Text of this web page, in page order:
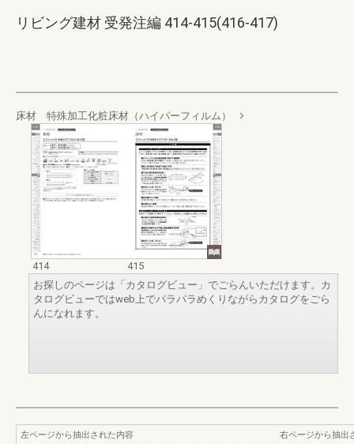
リビング建材 受発注編 414-415(416-417)
床材 特殊加工化粧床材（ハイパーフィルム）
414
415
お探しのページは「カタログビュー」でごらんいただけます。カ
タログビューではweb上でパラパラめくりながらカタログをごら
んになれます。
左ページから抽出された内容
右ページから抽出